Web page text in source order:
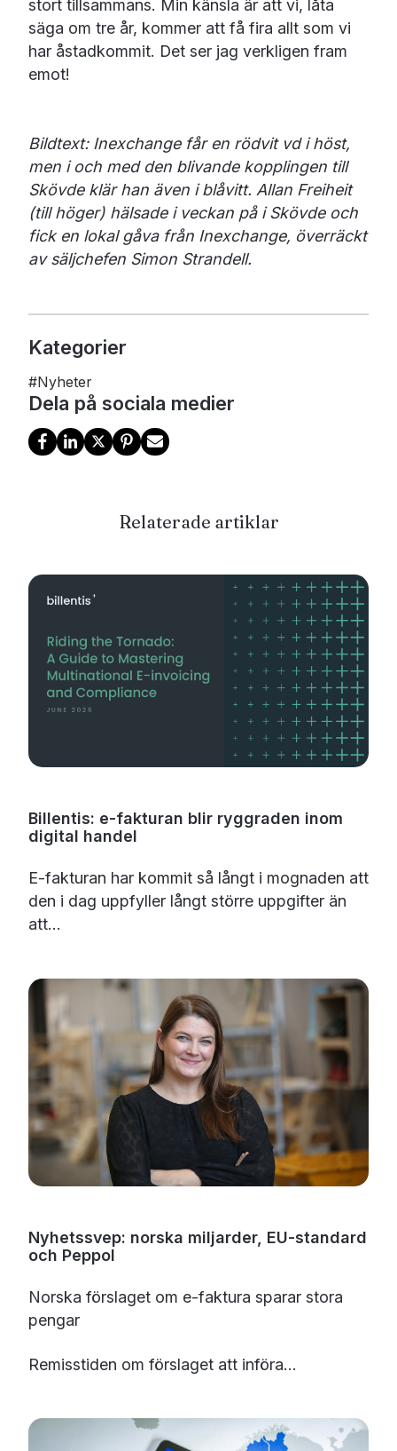
stort tillsammans. Min känsla är att vi, låta
säga om tre år, kommer att få fira allt som vi
har åstadkommit. Det ser jag verkligen fram
emot!
Bildtext: Inexchange får en rödvit vd i höst,
men i och med den blivande kopplingen till
Skövde klär han även i blåvitt. Allan Freiheit
(till höger) hälsade i veckan på i Skövde och
fick en lokal gåva från Inexchange, överräckt
av säljchefen Simon Strandell.
Kategorier
#Nyheter
Dela på sociala medier
Relaterade artiklar
Billentis: e-fakturan blir ryggraden inom
digital handel
E-fakturan har kommit så långt i mognaden att
den i dag uppfyller långt större uppgifter än
att...
Nyhetssvep: norska miljarder, EU-standard
och Peppol
Norska förslaget om e-faktura sparar stora
pengar
Remisstiden om förslaget att införa...